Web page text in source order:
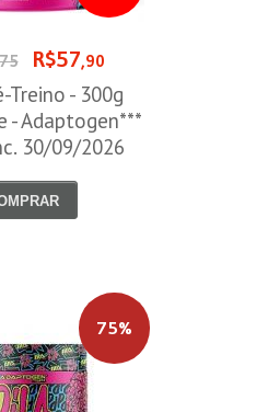
R$57,90
Treino - 300g
- Adaptogen***
30/09/2026
75%